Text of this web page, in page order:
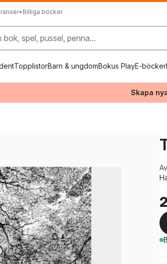
• Billiga böcker
bok, spel, pussel, penna...
TopplistorBarn & ungdomBokus PlayE-böcker
Skapa
Av